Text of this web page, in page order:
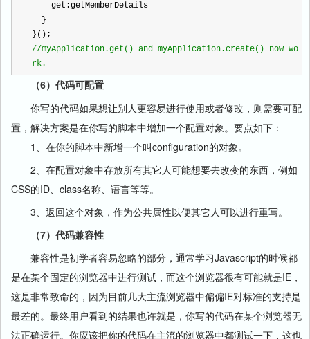
    get:getMemberDetails
  }
}();
//myApplication.get() and myApplication.create() now wo
rk.
（6）代码可配置
你写的代码如果想让别人更容易进行使用或者修改，则需要可配
置，解决方案是在你写的脚本中增加一个配置对象。要点如下：
1、在你的脚本中新增一个叫configuration的对象。
2、在配置对象中存放所有其它人可能想要去改变的东西，例如
CSS的ID、class名称、语言等等。
3、返回这个对象，作为公共属性以便其它人可以进行重写。
（7）代码兼容性
兼容性是初学者容易忽略的部分，通常学习Javascript的时候都
是在某个固定的浏览器中进行测试，而这个浏览器很有可能就是IE，
这是非常致命的，因为目前几大主流浏览器中偏偏IE对标准的支持是
最差的。最终用户看到的结果也许就是，你写的代码在某个浏览器无
法正确运行。你应该把你的代码在主流的浏览器中都测试一下，这也